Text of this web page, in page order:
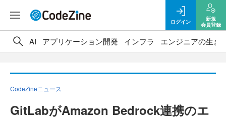
ログイン
新規
会員登録
AI アプリケーション開発 インフラ エンジニアの生き
CodeZineニュース
GitLabがAmazon Bedrock連携のエ